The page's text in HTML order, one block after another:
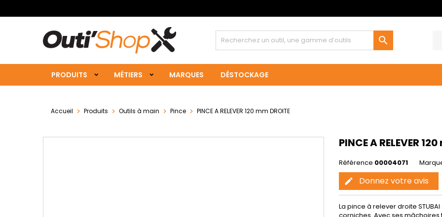

PRODUITS MÉTIERS MARQUES DÉSTOCKAGE
Accueil Produits Outils à main Pince PINCE A RELEVER 120 mm DROITE
PINCE A RELEVER
Référence 00004071
edit Donnez votre avis
La pince à relever droite